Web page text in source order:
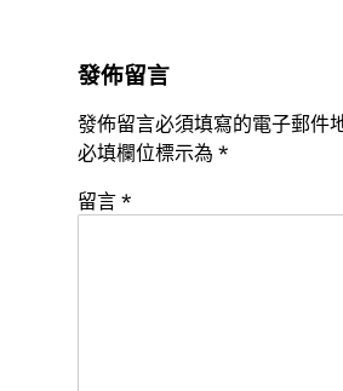
發佈留言
發佈留言必須填寫的電子郵件
必填欄位標示為 *
留言 *